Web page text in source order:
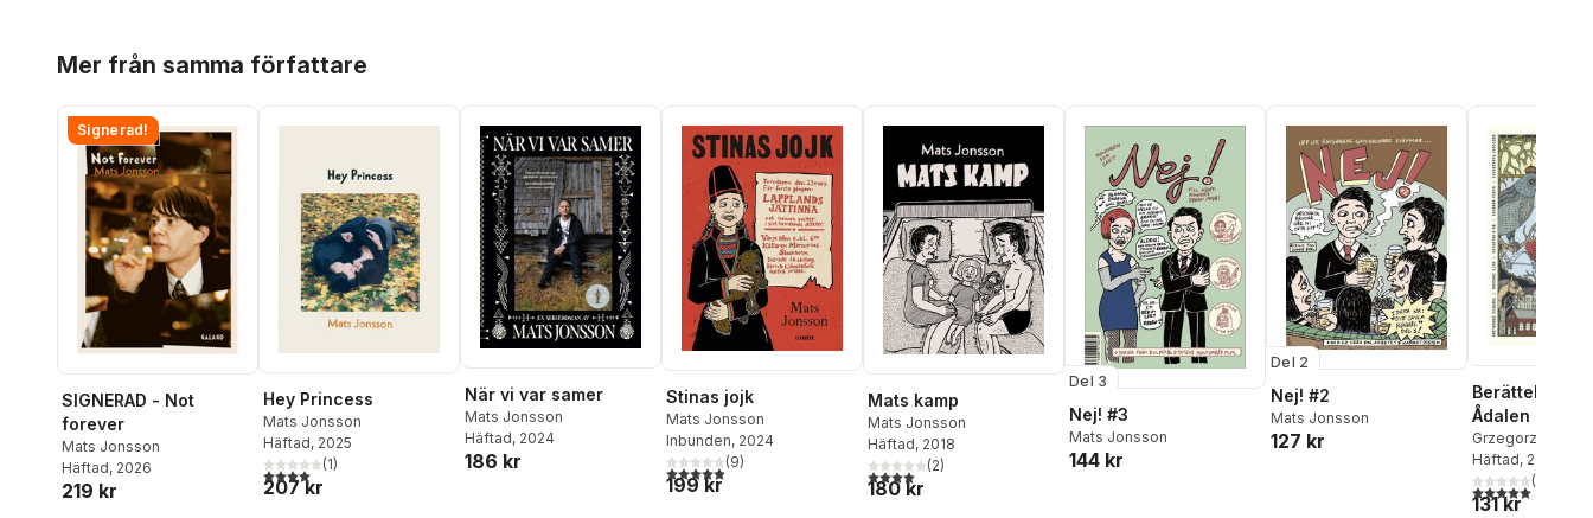
Mer från samma författare
Signerad!
SIGNERAD - Not
forever
Mats Jonsson
Häftad, 2026
219 kr
Hey Princess
Mats Jonsson
Häftad, 2025
4,0utav 5 stjärnor. Totalt antal röster:
(1)
207 kr
När vi var samer
Mats Jonsson
Häftad, 2024
186 kr
Stinas jojk
Mats Jonsson
Inbunden, 2024
4,9utav 5 stjärnor. Totalt antal röster:
(9)
199 kr
Mats kamp
Mats Jonsson
Häftad, 2018
4,0utav 5 stjärnor. Totalt antal röster:
(2)
180 kr
Del 3
Nej! #3
Mats Jonsson
144 kr
Del 2
Nej! #2
Mats Jonsson
127 kr
Berättelser
Ådalen :
bergen, den
Grzegorz
Hamberg
Mats Jonsson
Söderlind
Häftad, 2018
5,0utav 5(
131 kr